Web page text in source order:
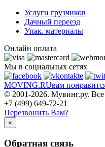
Услуги грузчиков
Дачный переезд
Упак. материалы
Онлайн оплата
Мы в социальных сетях
MOVING.RUвам
© 2001-2026. Мувинг.ру.
+7 (499) 649-72-21
Перезвонить Вам?
×
Обратная связь